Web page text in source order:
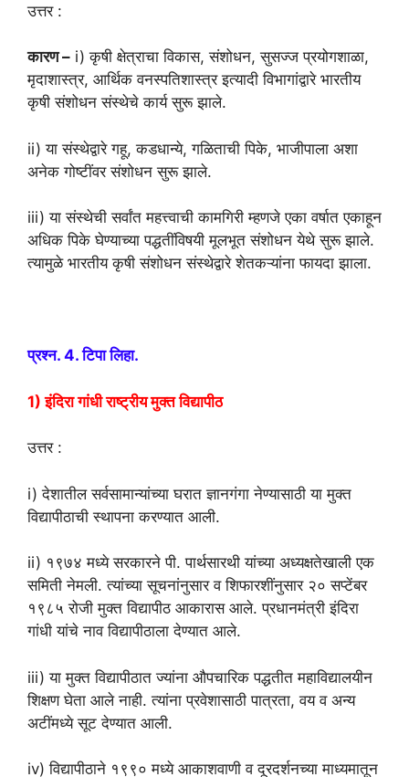
उत्तर :
कारण – i) कृषी क्षेत्राचा विकास, संशोधन, सुसज्ज प्रयोगशाळा,
मृदाशास्त्र, आर्थिक वनस्पतिशास्त्र इत्यादी विभागांद्वारे भारतीय
कृषी संशोधन संस्थेचे कार्य सुरू झाले.
ii) या संस्थेद्वारे गहू, कडधान्ये, गळिताची पिके, भाजीपाला अशा
अनेक गोष्टींवर संशोधन सुरू झाले.
iii) या संस्थेची सर्वांत महत्त्वाची कामगिरी म्हणजे एका वर्षात एकाहून
अधिक पिके घेण्याच्या पद्धतींविषयी मूलभूत संशोधन येथे सुरू झाले.
त्यामुळे भारतीय कृषी संशोधन संस्थेद्वारे शेतकऱ्यांना फायदा झाला.
प्रश्न. 4. टिपा लिहा.
1) इंदिरा गांधी राष्ट्रीय मुक्त विद्यापीठ
उत्तर :
i) देशातील सर्वसामान्यांच्या घरात ज्ञानगंगा नेण्यासाठी या मुक्त
विद्यापीठाची स्थापना करण्यात आली.
ii) १९७४ मध्ये सरकारने पी. पार्थसारथी यांच्या अध्यक्षतेखाली एक
समिती नेमली. त्यांच्या सूचनांनुसार व शिफारशींनुसार २० सप्टेंबर
१९८५ रोजी मुक्त विद्यापीठ आकारास आले. प्रधानमंत्री इंदिरा
गांधी यांचे नाव विद्यापीठाला देण्यात आले.
iii) या मुक्त विद्यापीठात ज्यांना औपचारिक पद्धतीत महाविद्यालयीन
शिक्षण घेता आले नाही. त्यांना प्रवेशासाठी पात्रता, वय व अन्य
अटींमध्ये सूट देण्यात आली.
iv) विद्यापीठाने १९९० मध्ये आकाशवाणी व दूरदर्शनच्या माध्यमातून